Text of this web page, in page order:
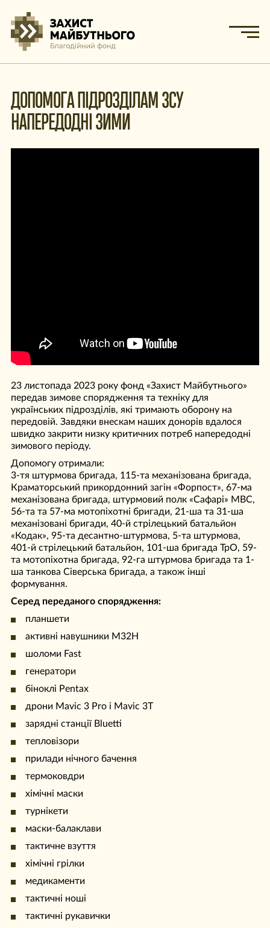
ДОПОМОГА ПІДРОЗДІЛАМ ЗСУ
НАПЕРЕДОДНІ ЗИМИ
23 листопада 2023 року фонд «Захист Майбутнього»
передав зимове спорядження та техніку для
українських підрозділів, які тримають оборону на
передовій. Завдяки внескам наших донорів вдалося
швидко закрити низку критичних потреб напередодні
зимового періоду.
Допомогу отримали:
3-тя штурмова бригада, 115-та механізована бригада,
Краматорський прикордонний загін «Форпост», 67-ма
механізована бригада, штурмовий полк «Сафарі» МВС,
56-та та 57-ма мотопіхотні бригади, 21-ша та 31-ша
механізовані бригади, 40-й стрілецький батальйон
«Кодак», 95-та десантно-штурмова, 5-та штурмова,
401-й стрілецький батальйон, 101-ша бригада ТрО, 59-
та мотопіхотна бригада, 92-га штурмова бригада та 1-
ша танкова Сіверська бригада, а також інші
формування.
Серед переданого спорядження:
планшети
активні навушники M32H
шоломи Fast
генератори
біноклі Pentax
дрони Mavic 3 Pro і Mavic 3T
зарядні станції Bluetti
тепловізори
прилади нічного бачення
термоковдри
хімічні маски
турнікети
маски-балаклави
тактичне взуття
хімічні грілки
медикаменти
тактичні ноші
тактичні рукавички